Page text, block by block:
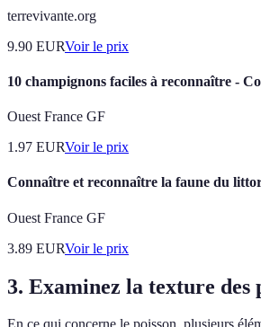
terrevivante.org
9.90 EURVoir le prix
10 champignons faciles à reconnaître -
Ouest France GF
1.97 EURVoir le prix
Connaître et reconnaître la faune du
Ouest France GF
3.89 EURVoir le prix
3. Examinez la texture des